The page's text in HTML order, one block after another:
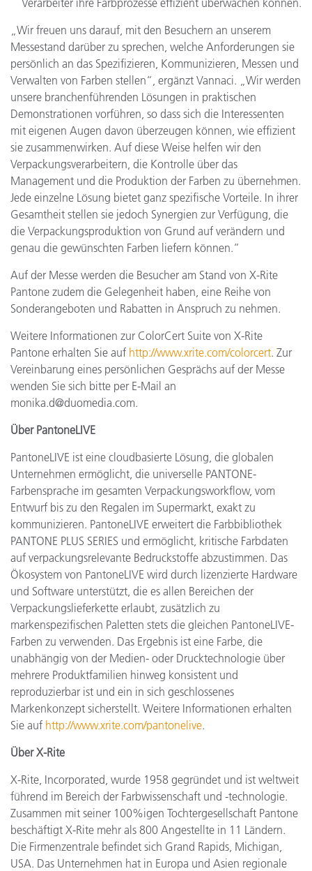
„Wir freuen uns darauf, mit den Besuchern an unserem
Messestand darüber zu sprechen, welche Anforderungen sie
persönlich an das Spezifizieren, Kommunizieren, Messen und
Verwalten von Farben stellen“, ergänzt Vannaci. „Wir werden
unsere branchenführenden Lösungen in praktischen
Demonstrationen vorführen, so dass sich die Interessenten
mit eigenen Augen davon überzeugen können, wie effizient
sie zusammenwirken. Auf diese Weise helfen wir den
Verpackungsverarbeitern, die Kontrolle über das
Management und die Produktion der Farben zu übernehmen.
Jede einzelne Lösung bietet ganz spezifische Vorteile. In ihrer
Gesamtheit stellen sie jedoch Synergien zur Verfügung, die
die Verpackungsproduktion von Grund auf verändern und
genau die gewünschten Farben liefern können.“
Auf der Messe werden die Besucher am Stand von X-Rite
Pantone zudem die Gelegenheit haben, eine Reihe von
Sonderangeboten und Rabatten in Anspruch zu nehmen.
Weitere Informationen zur ColorCert Suite von X-Rite
Pantone erhalten Sie auf http://www.xrite.com/colorcert. Zur
Vereinbarung eines persönlichen Gesprächs auf der Messe
wenden Sie sich bitte per E-Mail an
monika.d@duomedia.com.
Über PantoneLIVE
PantoneLIVE ist eine cloudbasierte Lösung, die globalen
Unternehmen ermöglicht, die universelle PANTONE-
Farbensprache im gesamten Verpackungsworkflow, vom
Entwurf bis zu den Regalen im Supermarkt, exakt zu
kommunizieren. PantoneLIVE erweitert die Farbbibliothek
PANTONE PLUS SERIES und ermöglicht, kritische Farbdaten
auf verpackungsrelevante Bedruckstoffe abzustimmen. Das
Ökosystem von PantoneLIVE wird durch lizenzierte Hardware
und Software unterstützt, die es allen Bereichen der
Verpackungslieferkette erlaubt, zusätzlich zu
markenspezifischen Paletten stets die gleichen PantoneLIVE-
Farben zu verwenden. Das Ergebnis ist eine Farbe, die
unabhängig von der Medien- oder Drucktechnologie über
mehrere Produktfamilien hinweg konsistent und
reproduzierbar ist und ein in sich geschlossenes
Markenkonzept sicherstellt. Weitere Informationen erhalten
Sie auf http://www.xrite.com/pantonelive.
Über X-Rite
X-Rite, Incorporated, wurde 1958 gegründet und ist weltweit
führend im Bereich der Farbwissenschaft und -technologie.
Zusammen mit seiner 100%igen Tochtergesellschaft Pantone
beschäftigt X-Rite mehr als 800 Angestellte in 11 Ländern.
Die Firmenzentrale befindet sich Grand Rapids, Michigan,
USA. Das Unternehmen hat in Europa und Asien regionale